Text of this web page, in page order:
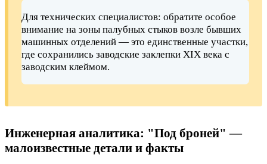
Для технических специалистов: обратите особое
внимание на зоны палубных стыков возле бывших
машинных отделений — это единственные участки,
где сохранились заводские заклепки XIX века с
заводским клеймом.
Инженерная аналитика: "Под броней" —
малоизвестные детали и факты